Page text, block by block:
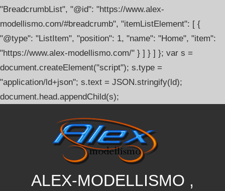
"BreadcrumbList", "@id": "https://www.alex-
modellismo.com/#breadcrumb", "itemListElement": [ {
"@type": "ListItem", "position": 1, "name": "Home", "item":
"https://www.alex-modellismo.com/" } ] } ] }; var s =
document.createElement("script"); s.type =
"application/ld+json"; s.text = JSON.stringify(ld);
document.head.appendChild(s);
ALEX-MODELLISMO ,